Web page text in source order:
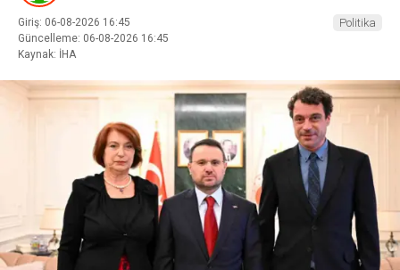
Giriş: 06-08-2026 16:45
Güncelleme: 06-08-2026 16:45
Kaynak: İHA
Politika